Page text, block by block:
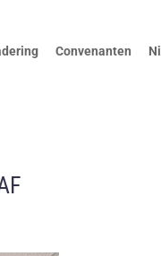
Convenanten